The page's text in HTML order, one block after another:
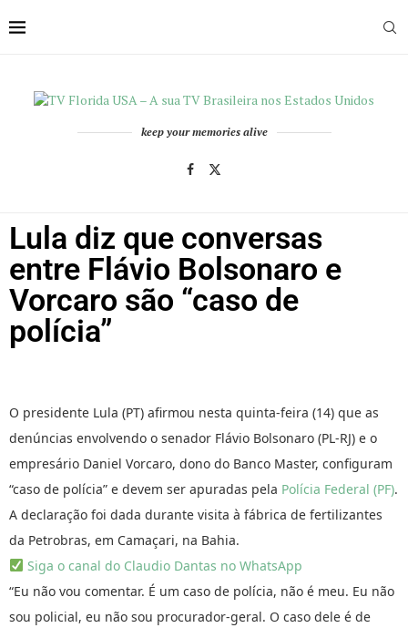
keep your memories alive
Lula diz que conversas
entre Flávio Bolsonaro e
Vorcaro são “caso de
polícia”
O presidente Lula (PT) afirmou nesta quinta-feira (14) que as
denúncias envolvendo o senador Flávio Bolsonaro (PL-RJ) e o
empresário Daniel Vorcaro, dono do Banco Master, configuram
“caso de polícia” e devem ser apuradas pela Polícia Federal (PF).
A declaração foi dada durante visita à fábrica de fertilizantes
da Petrobras, em Camaçari, na Bahia.
Siga o canal do Claudio Dantas no WhatsApp
“Eu não vou comentar. É um caso de polícia, não é meu. Eu não
sou policial, eu não sou procurador-geral. O caso dele é de